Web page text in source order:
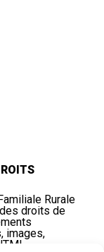
Rurale
droits de
images,